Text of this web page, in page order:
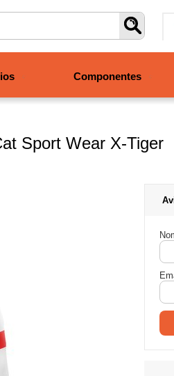
Componentes
Sport Wear X-Tiger